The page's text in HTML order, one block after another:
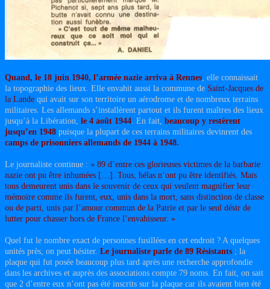
Quand, le 18 juin 1940, l’armée nazie arriva à Rennes , elle connaissait
la topographie des lieux. Elle envahit aussi la commune de Saint-Jacques de
la Lande qui avait sur son territoire un aérodrome et de nombreux terrains
militaires. Les allemands s’installèrent partout et ils furent maîtres des lieux
jusqu’à la Libération, le 4 août 1944 . En fait, beaucoup y restèrent
jusqu’en 1948 puisque la plupart de ces terrains militaires devinrent des
camps de prisonniers allemands de 1944 à 1948.
Le journaliste continue : « 89 d’entre ces glorieuses victimes de la barbarie
nazie ont pu être inhumées […]. Tous, hélas n’ont pu être identifiés. Mais
tous demeurent unis dans le souvenir de ceux qui veulent magnifier leur
mémoire comme ils furent, eux, unis dans la mort, sans distinction de classe
ou de parti, unis par l’amour commun de la Patrie et par le seul désir de
lutter pour chasser hors de France l’envahisseur. »
Quel fut le nombre exact de personnes fusillées en cet endroit ? A quelques
unités près, on peut hésiter. Le journaliste parle de 89 Résistants ; la
plaque qui fut posée beaucoup plus tard après une recherche approfondie
dans les archives et auprès des associations compte 79 noms. En fait, on sait
que 2 d’entre eux n’ont pas été inscrits sur la plaque car ils avaient bien été